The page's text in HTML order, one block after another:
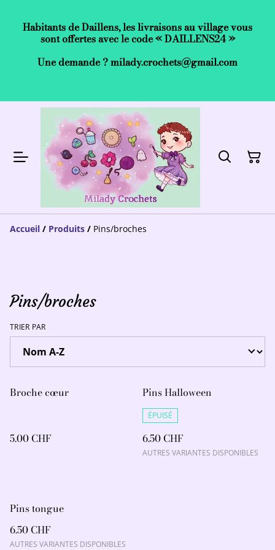
Habitants de Daillens, les livraisons au village vous
sont offertes avec le code « DAILLENS24 »
Une demande ? milady.crochets@gmail.com
Accueil / Produits / Pins/broches
Pins/broches
TRIER PAR
Broche cœur
5.00 CHF
Pins Halloween
ÉPUISÉ
6.50 CHF
AUTRES VARIANTES DISPONIBLES
Pins tongue
6.50 CHF
AUTRES VARIANTES DISPONIBLES